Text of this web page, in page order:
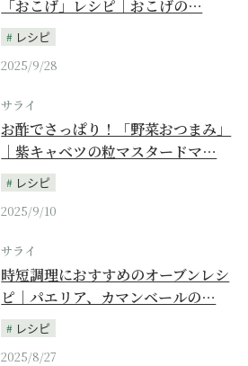
「おこげ」レシピ｜おこげの…
レシピ
2025/9/28
サライ
お酢でさっぱり！「野菜おつまみ」
｜紫キャベツの粒マスタードマ…
レシピ
2025/9/10
サライ
時短調理におすすめのオーブンレシ
ピ｜パエリア、カマンベールの…
レシピ
2025/8/27